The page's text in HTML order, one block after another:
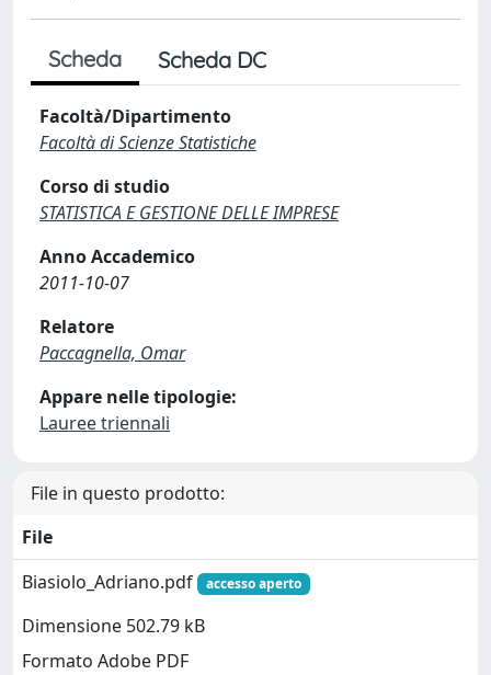
Scheda Scheda DC
Facoltà/Dipartimento
Facoltà di Scienze Statistiche
Corso di studio
STATISTICA E GESTIONE DELLE IMPRESE
Anno Accademico
2011-10-07
Relatore
Paccagnella, Omar
Appare nelle tipologie:
Lauree triennali
File in questo prodotto:
File
Biasiolo_Adriano.pdf
accesso aperto
Dimensione 502.79 kB
Formato Adobe PDF